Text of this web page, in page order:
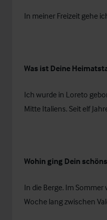
In meiner Freizeit gehe
Was ist Deine
Ich wurde in Loreto
Mitte Italiens. Seit elf
Wohin ging Dein
In die Berge. Im
Woche lang zwischen